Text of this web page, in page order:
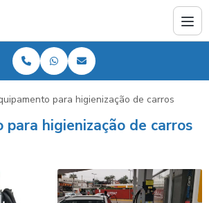
para higienização de carros
para higienização de carros